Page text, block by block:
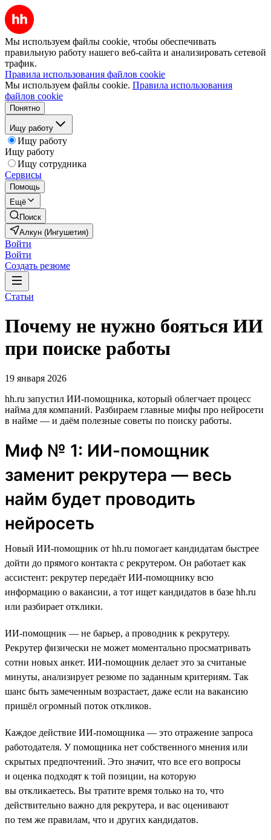
Мы используем файлы cookie, чтобы обеспечивать
правильную работу нашего веб-сайта и анализировать сетевой
трафик.
Правила использования файлов cookie
Мы используем файлы cookie. Правила использования
файлов cookie
Понятно
Ищу работу
Ищу работу
Ищу работу
Ищу сотрудника
Сервисы
Помощь
Ещё
Поиск
Алкун (Ингушетия)
Войти
Войти
Создать резюме
Статьи
Почему не нужно бояться ИИ
при поиске работы
19 января 2026
hh.ru запустил ИИ-помощника, который облегчает процесс
найма для компаний. Разбираем главные мифы про нейросети
в найме — и даём полезные советы по поиску работы.
Миф № 1: ИИ-помощник
заменит рекрутера — весь
найм будет проводить
нейросеть
Новый ИИ-помощник от hh.ru помогает кандидатам быстрее
дойти до прямого контакта с рекрутером. Он работает как
ассистент: рекрутер передаёт ИИ-помощнику всю
информацию о вакансии, а тот ищет кандидатов в базе hh.ru
или разбирает отклики.
ИИ-помощник — не барьер, а проводник к рекрутеру.
Рекрутер физически не может моментально просматривать
сотни новых анкет. ИИ-помощник делает это за считаные
минуты, анализирует резюме по заданным критериям. Так
шанс быть замеченным возрастает, даже если на вакансию
пришёл огромный поток откликов.
Каждое действие ИИ-помощника — это отражение запроса
работодателя. У помощника нет собственного мнения или
скрытых предпочтений. Это значит, что все его вопросы
и оценка подходят к той позиции, на которую
вы откликаетесь. Вы тратите время только на то, что
действительно важно для рекрутера, и вас оценивают
по тем же правилам, что и других кандидатов.